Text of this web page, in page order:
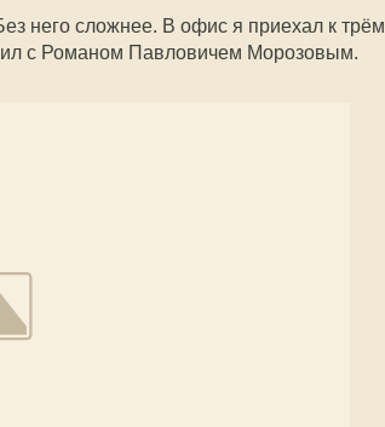
него сложнее. В офис я приехал к трём
с Романом Павловичем Морозовым.